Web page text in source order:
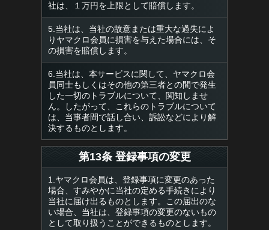
社は、１万円を上限として賠償します。
5.当社は、当社の故意または重大な過失によ
りヤマクロ会員に損害を与えた場合には、そ
の損害を賠償します。
6.当社は、本サービスに関して、ヤマクロ会
員同士もしくはその他の第三者との間で発生
した一切のトラブルについて、関知しませ
ん。したがって、これらのトラブルについて
は、当事者間で話し合い、訴訟などにより解
決するものとします。
第13条 登録事項の変更
1.ヤマクロ会員は、登録事項に変更のあった
場合、すみやかに当社の定める手続きにより
当社に届け出るものとします。この届出のな
い場合、当社は、登録事項の変更のないもの
として取り扱うことができるものとします。